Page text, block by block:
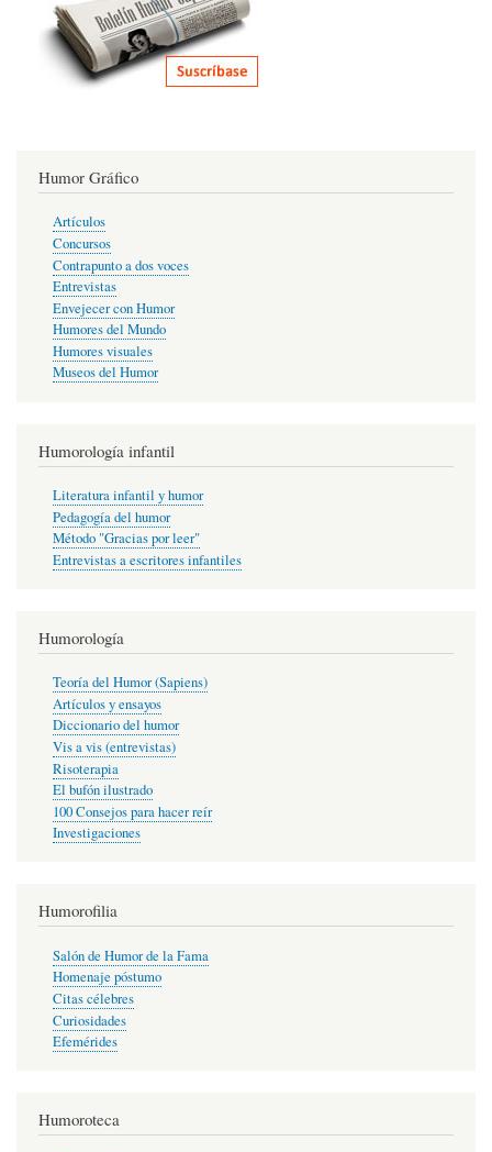
Humor Gráfico
Artículos
Concursos
Contrapunto a dos voces
Entrevistas
Envejecer con Humor
Humores del Mundo
Humores visuales
Museos del Humor
Humorología infantil
Literatura infantil y humor
Pedagogía del humor
Método "Gracias por leer"
Entrevistas a escritores infantiles
Humorología
Teoría del Humor (Sapiens)
Artículos y ensayos
Diccionario del humor
Vis a vis (entrevistas)
Risoterapia
El bufón ilustrado
100 Consejos para hacer reír
Investigaciones
Humorofilia
Salón de Humor de la Fama
Homenaje póstumo
Citas célebres
Curiosidades
Efemérides
Humoroteca